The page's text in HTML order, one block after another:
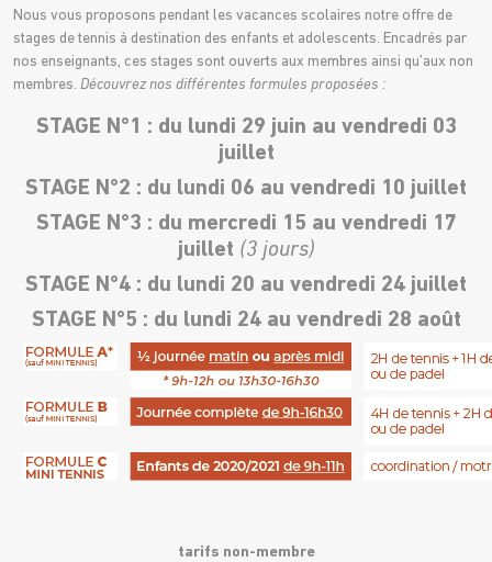
Nous vous proposons pendant les vacances scolaires notre offre de
stages de tennis à destination des enfants et adolescents. Encadrés par
nos enseignants, ces stages sont ouverts aux membres ainsi qu’aux non
membres. Découvrez nos différentes formules proposées :
STAGE N°1 : du lundi 29 juin au vendredi 03
juillet
STAGE N°2 : du lundi 06 au vendredi 10 juillet
STAGE N°3 : du mercredi 15 au vendredi 17
juillet (3 jours)
STAGE N°4 : du lundi 20 au vendredi 24 juillet
STAGE N°5 : du lundi 24 au vendredi 28 août
tarifs non-membre